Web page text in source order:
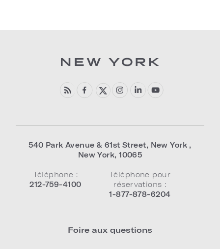
540 Park Avenue & 61st Street, New York ,
New York,10065
Téléphone :
212-759-4100
Téléphone pour
réservations :
1-877-878-6204
Foire aux questions